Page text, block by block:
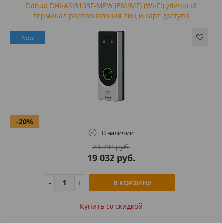
Dahua DHI-ASI3103F-MEW (EM/MF) (Wi-Fi) уличный
терминал распознавания лиц и карт доступа
New
-20%
В наличии
23 790 руб.
19 032 руб.
В КОРЗИНУ
Купить cо скидкой